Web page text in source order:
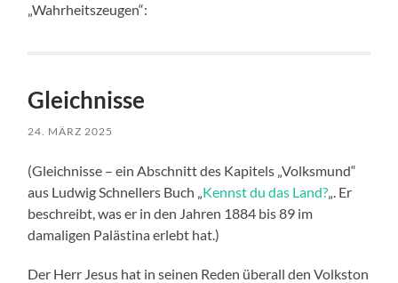
„Wahrheitszeugen“:
Gleichnisse
24. MÄRZ 2025
(Gleichnisse – ein Abschnitt des Kapitels „Volksmund“
aus Ludwig Schnellers Buch „Kennst du das Land?„. Er
beschreibt, was er in den Jahren 1884 bis 89 im
damaligen Palästina erlebt hat.)
Der Herr Jesus hat in seinen Reden überall den Volkston